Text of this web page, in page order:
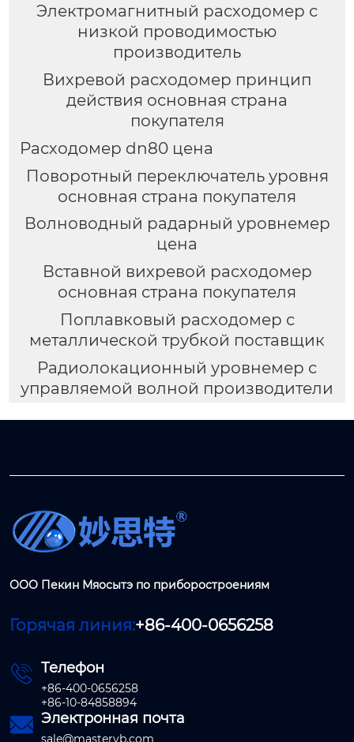
Электромагнитный расходомер с
низкой проводимостью
производитель
Вихревой расходомер принцип
действия основная страна
покупателя
Расходомер dn80 цена
Поворотный переключатель уровня
основная страна покупателя
Волноводный радарный уровнемер
цена
Вставной вихревой расходомер
основная страна покупателя
Поплавковый расходомер с
металлической трубкой поставщик
Радиолокационный уровнемер с
управляемой волной производители
ООО Пекин Мяосытэ по приборостроениям
Горячая линия:+86-400-0656258
 Телефон
+86-400-0656258
+86-10-84858894
 Электронная почта
sale@masteryb.com